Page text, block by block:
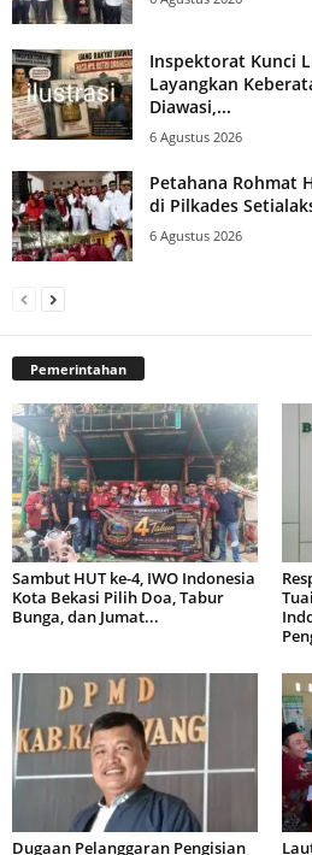
Inspektorat Kunci
Layangkan
Diawasi,...
6 Agustus 2026
Petahana Rohmat
di Pilkades
6 Agustus 2026
Pemerintahan
Sambut HUT ke-4, IWO Indonesia
Kota Bekasi Pilih Doa, Tabur
Bunga, dan Jumat...
Dugaan Pelanggaran Pengisian